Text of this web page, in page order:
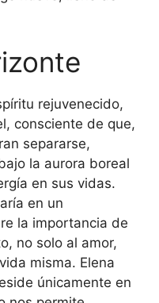
rejuvenecido,
consciente de que,
separarse,
la aurora boreal
en sus vidas.
en un
la importancia de
no solo al amor,
misma. Elena
únicamente en